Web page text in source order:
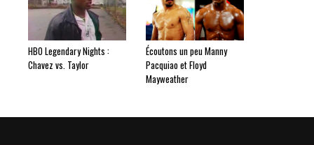
HBO Legendary Nights :
Chavez vs. Taylor
Écoutons un peu Manny
Pacquiao et Floyd
Mayweather